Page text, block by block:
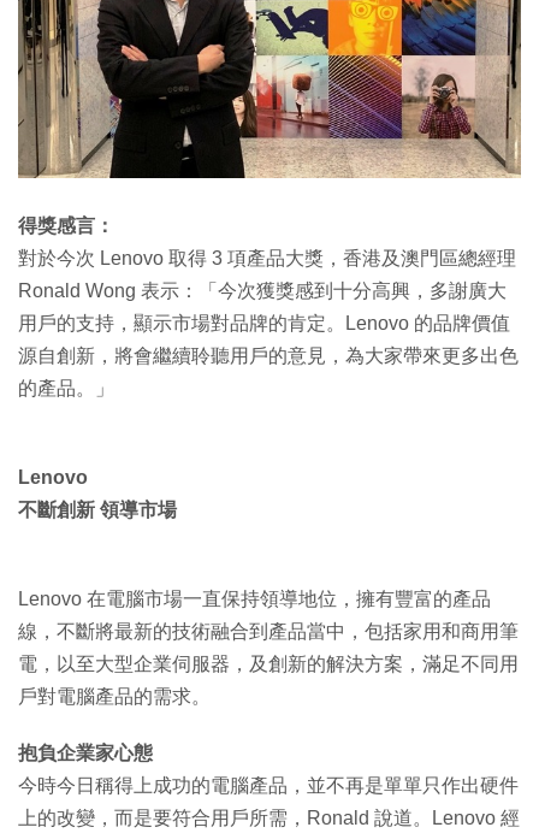
得獎感言：
對於今次 Lenovo 取得 3 項產品大獎，香港及澳門區總經理
Ronald Wong 表示：「今次獲獎感到十分高興，多謝廣大
用戶的支持，顯示市場對品牌的肯定。Lenovo 的品牌價值
源自創新，將會繼續聆聽用戶的意見，為大家帶來更多出色
的產品。」
Lenovo
不斷創新 領導市場
Lenovo 在電腦市場一直保持領導地位，擁有豐富的產品
線，不斷將最新的技術融合到產品當中，包括家用和商用筆
電，以至大型企業伺服器，及創新的解決方案，滿足不同用
戶對電腦產品的需求。
抱負企業家心態
今時今日稱得上成功的電腦產品，並不再是單單只作出硬件
上的改變，而是要符合用戶所需，Ronald 說道。Lenovo 經